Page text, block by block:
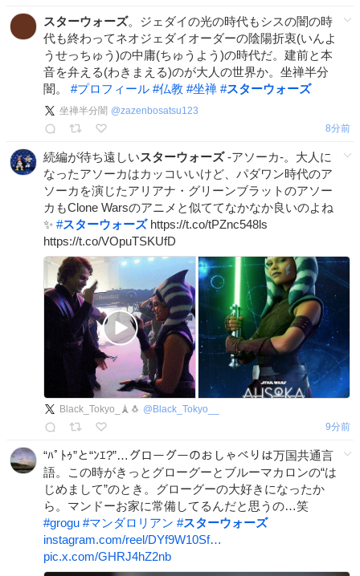
スターウォーズ。ジェダイの光の時代もシスの闇の時
代も終わってネオジェダイオーダーの陰陽折衷(いんよ
うせっちゅう)の中庸(ちゅうよう)の時代だ。建前と本
音を弁える(わきまえる)のが大人の世界か。坐禅半分
闇。 #プロフィール #仏教 #坐禅 #スターウォーズ
坐禅半分闇 @zazenbosatsu123
8分前
続編が待ち遠しいスターウォーズ-アソーカ-。大人に
なったアソーカはカッコいいけど、パダワン時代のア
ソーカを演じたアリアナ・グリーンブラットのアソー
カもClone Warsのアニメと似ててなかなか良いのよね
✨ #スターウォーズ https://t.co/tPZnc548ls
https://t.co/VOpuTSKUfD
Black_Tokyo_🗼🐧 @ Black_Tokyo__
9分前
“ﾊﾟﾄｩ”と“ﾝｴ?”…グローグーのおしゃべりは万国共通言
語。この時がきっとグローグーとブルーマカロンの“は
じめまして”のとき。グローグーの大好きになったか
ら。マンドーお家に常備してるんだと思うの…笑
#grogu #マンダロリアン #スターウォーズ
instagram.com/reel/DYf9W10Sf…
pic.x.com/GHRJ4hZ2nb